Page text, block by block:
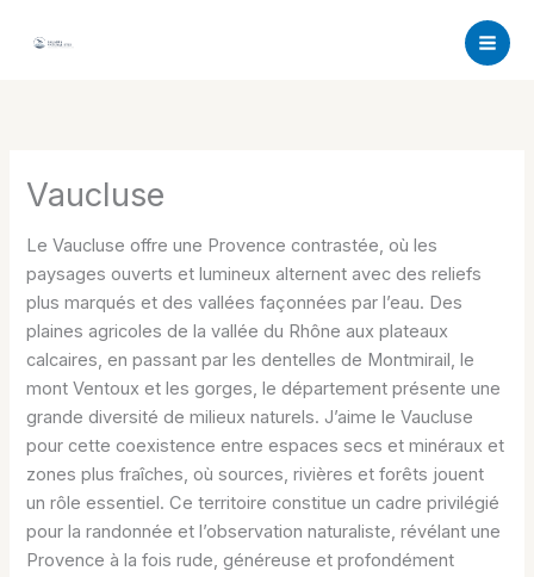
Vaucluse
Le Vaucluse offre une Provence contrastée, où les
paysages ouverts et lumineux alternent avec des reliefs
plus marqués et des vallées façonnées par l’eau. Des
plaines agricoles de la vallée du Rhône aux plateaux
calcaires, en passant par les dentelles de Montmirail, le
mont Ventoux et les gorges, le département présente une
grande diversité de milieux naturels. J’aime le Vaucluse
pour cette coexistence entre espaces secs et minéraux et
zones plus fraîches, où sources, rivières et forêts jouent
un rôle essentiel. Ce territoire constitue un cadre privilégié
pour la randonnée et l’observation naturaliste, révélant une
Provence à la fois rude, généreuse et profondément